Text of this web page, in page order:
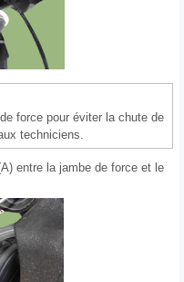
force pour éviter la chute de
techniciens.
entre la jambe de force et le